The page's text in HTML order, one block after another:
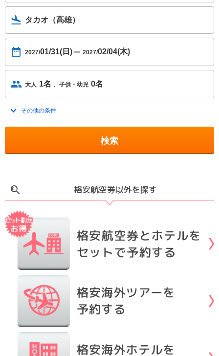
タカオ（高雄）
2027/01/31(日) 2027/02/04(木)
大人 1名 子供・幼児 0名
トグルを開く
その他の条件
検索
格安航空券以外を探す